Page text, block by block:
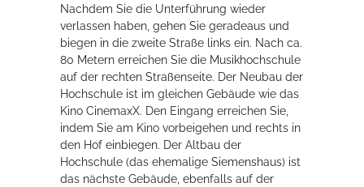
Nachdem Sie die Unterführung wieder
verlassen haben, gehen Sie geradeaus und
biegen in die zweite Straße links ein. Nach ca.
80 Metern erreichen Sie die Musikhochschule
auf der rechten Straßenseite. Der Neubau der
Hochschule ist im gleichen Gebäude wie das
Kino CinemaxX. Den Eingang erreichen Sie,
indem Sie am Kino vorbeigehen und rechts in
den Hof einbiegen. Der Altbau der
Hochschule (das ehemalige Siemenshaus) ist
das nächste Gebäude, ebenfalls auf der